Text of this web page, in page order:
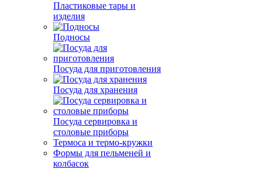
Пластиковые тары и
изделия
Подносы
Посуда для приготовления
Посуда для хранения
Посуда сервировка и
столовые приборы
Термоса и термо-кружки
Формы для пельменей и
колбасок